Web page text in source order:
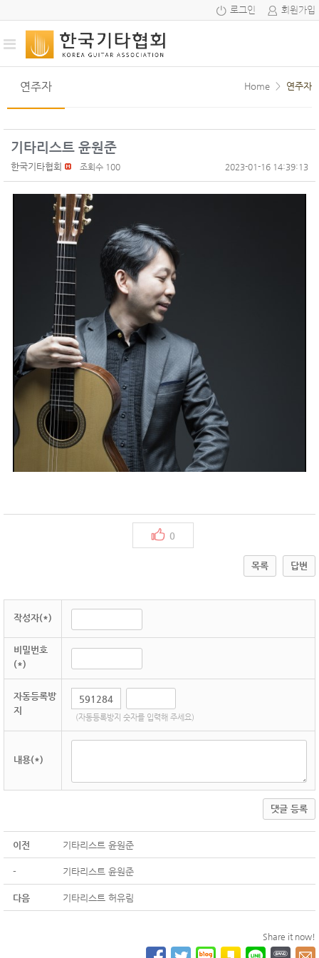
로그인 회원가입
연주자 Home > 연주자
기타리스트 윤원준
한국기타협회 조회수 100 2023-01-16 14:39:13
0
목록 답변
작성자(*)
비밀번호
(*)
자동등록방
지
(자동등록방지 숫자를 입력해 주세요)
내용(*)
댓글 등록
이전 기타리스트 윤원준
- 기타리스트 윤원준
다음 기타리스트 허유림
Share it now!